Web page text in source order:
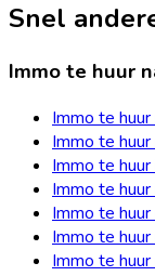
Snel
Immo te huur
Immo te
Immo te
Immo te
Immo te
Immo te
Immo te
Immo te